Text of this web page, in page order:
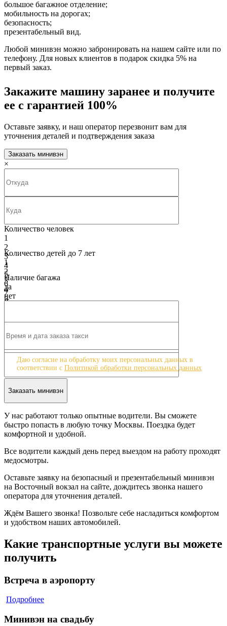
большое багажное отделение;
мобильность на дорогах;
безопасность;
презентабельный вид.
Любой минивэн можно забронировать на нашем сайте или по
телефону. Для новых клиентов в подарок скидка 5% на
первый заказ.
Закажите машину заранее и получите
ее с гарантией 100%
Оставьте заявку, и наш оператор перезвонит вам для
уточнения деталей и подтверждения заказа
Заказать минивэн
×
Количество человек
1
2
3
4
5
6
7
8
10
Количество детей до 7 лет
1
2
3
4
5
9
Наличие багажа
да
нет
Класс машины
Бизнес - класс Mercedes V-class
Даю согласие на обработку моих персональных данных в
соответствии с Политикой обработки персональных данных
У нас работают только опытные водители. Вы сможете
быстро попасть в любую точку Москвы. Поездка будет
комфортной и удобной.
Все водители каждый день перед выездом на работу проходят
медосмотры.
Оставьте заявку на безопасный и презентабельный минивэн
на Восточный вокзал на сайте, дождитесь звонка нашего
оператора для уточнения деталей.
Ждём Вашего звонка! Позвольте себе насладиться комфортом
и удобством наших автомобилей.
Какие транспортные услуги вы можете
получить
Встреча в аэропорту
Подробнее
Минивэн на свадьбу